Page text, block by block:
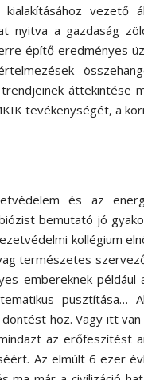
vezető
nyitva a gazdaság
építő eredményes
áttekintése
tevékenységét, a
és az
bemutató jó
kollégium
természetes
embereknek
hoz. Vagy itt
az erőfeszítést
Az elmúlt 6 ezer